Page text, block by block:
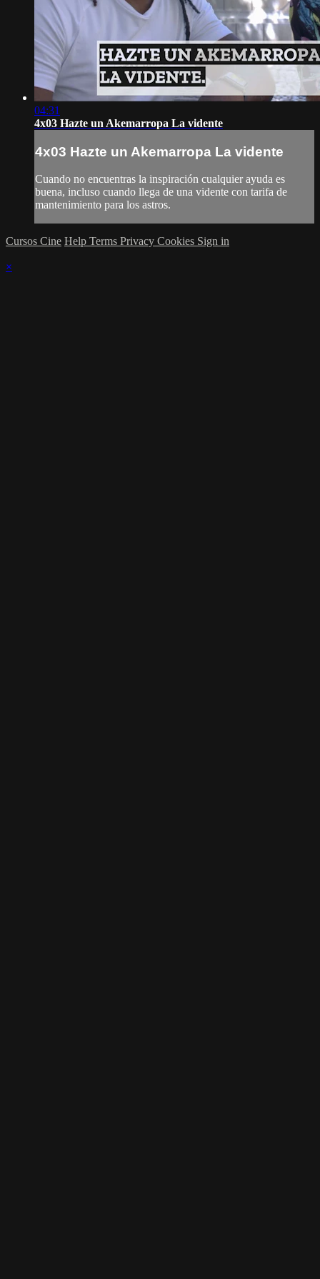
04:31
4x03 Hazte un Akemarropa La vidente
4x03 Hazte un Akemarropa La vidente
Cuando no encuentras la inspiración cualquier ayuda es
buena, incluso cuando llega de una vidente con tarifa de
mantenimiento para los astros.
Cursos Cine Help Terms Privacy Cookies Sign in
×